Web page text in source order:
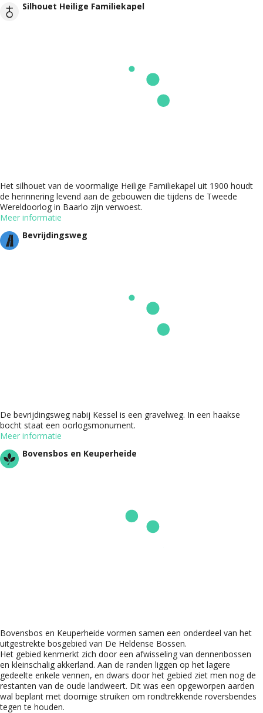
Silhouet Heilige Familiekapel
Het silhouet van de voormalige Heilige Familiekapel uit 1900 houdt
de herinnering levend aan de gebouwen die tijdens de Tweede
Wereldoorlog in Baarlo zijn verwoest.
Meer informatie
Bevrijdingsweg
De bevrijdingsweg nabij Kessel is een gravelweg. In een haakse
bocht staat een oorlogsmonument.
Meer informatie
Bovensbos en Keuperheide
Bovensbos en Keuperheide vormen samen een onderdeel van het
uitgestrekte bosgebied van De Heldense Bossen.
Het gebied kenmerkt zich door een afwisseling van dennenbossen
en kleinschalig akkerland. Aan de randen liggen op het lagere
gedeelte enkele vennen, en dwars door het gebied ziet men nog de
restanten van de oude landweert. Dit was een opgeworpen aarden
wal beplant met doornige struiken om rondtrekkende roversbendes
tegen te houden.